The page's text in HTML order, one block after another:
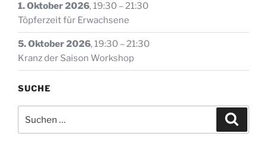
1. Oktober 2026,19:30 –21:30
Töpferzeit für Erwachsene
5. Oktober 2026,19:30 –21:30
Kranz der Saison Workshop
SUCHE
nach: